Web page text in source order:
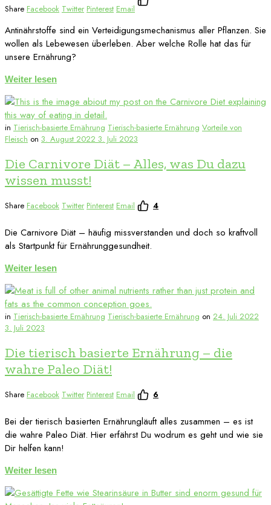
Share Facebook Twitter Pinterest Email
Antinährstoffe sind ein Verteidigungsmechanismus aller Pflanzen. Sie
wollen als Lebewesen überleben. Aber welche Rolle hat das für
unsere Ernährung?
Weiter lesen
in Tierisch-basierte Ernährung Tierisch-basierte Ernährung Vorteile von
Fleisch on 3. August 2022 3. Juli 2023
Die Carnivore Diät – Alles, was Du dazu
wissen musst!
Share Facebook Twitter Pinterest Email 4
Die Carnivore Diät – häufig missverstanden und doch so kraftvoll
als Startpunkt für Ernährunggesundheit.
Weiter lesen
in Tierisch-basierte Ernährung Tierisch-basierte Ernährung on 24. Juli 2022
3. Juli 2023
Die tierisch basierte Ernährung – die
wahre Paleo Diät!
Share Facebook Twitter Pinterest Email 6
Bei der tierisch basierten Ernährungläuft alles zusammen – es ist
die wahre Paleo Diät. Hier erfährst Du wodrum es geht und wie sie
Dir helfen kann!
Weiter lesen